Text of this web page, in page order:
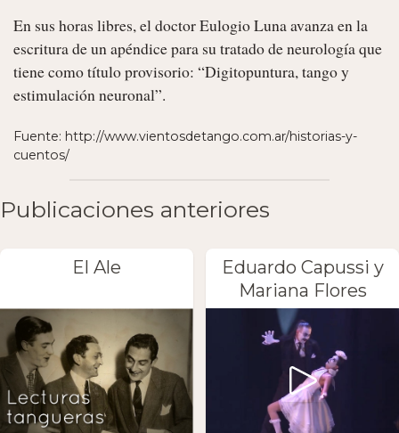
En sus horas libres, el doctor Eulogio Luna avanza en la
escritura de un apéndice para su tratado de neurología que
tiene como título provisorio: “Digitopuntura, tango y
estimulación neuronal”.
Fuente: http://www.vientosdetango.com.ar/historias-y-
cuentos/
Publicaciones anteriores
El Ale
Eduardo Capussi y
Mariana Flores